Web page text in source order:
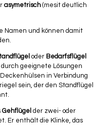
asymetrisch (mesit deutlich
Namen und können damit
oder Bedarfsflügel
geeignete Lösungen
in Verbindung
sein, der den Standflügel
Gehflügel der zwei- oder
Er enthält die Klinke, das